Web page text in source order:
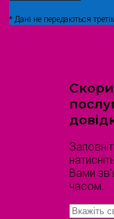
* Дані не передаються
Вами
часом.